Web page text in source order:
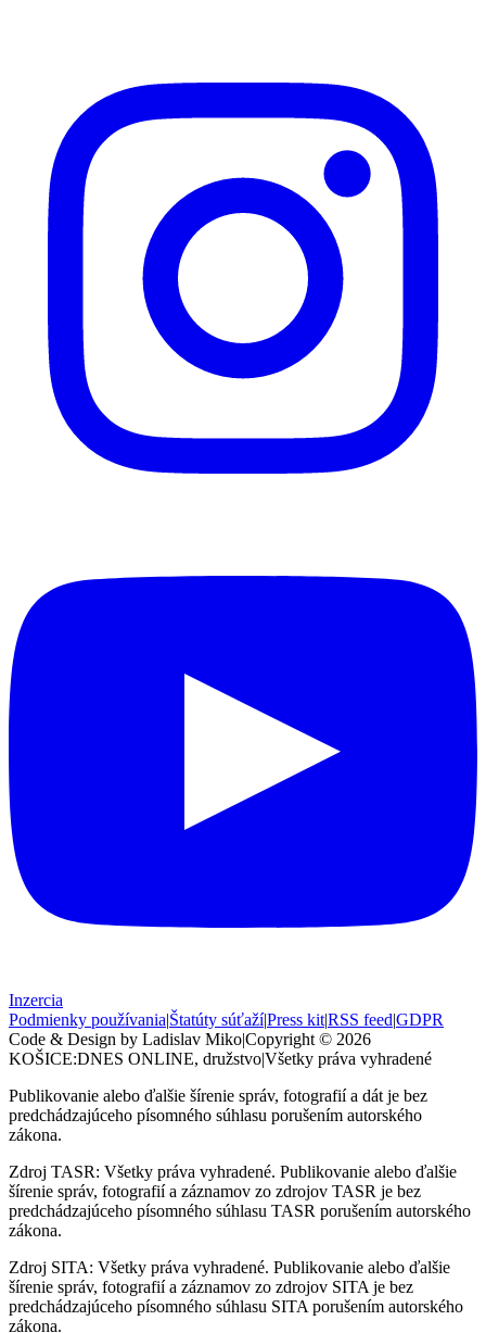
Inzercia
Podmienky používania|Štatúty súťaží|Press kit|RSS feed|GDPR
Code & Design by Ladislav Miko|Copyright © 2026
KOŠICE:DNES ONLINE, družstvo|Všetky práva vyhradené
Publikovanie alebo ďalšie šírenie správ, fotografií a dát je bez
predchádzajúceho písomného súhlasu porušením autorského
zákona.
Zdroj TASR: Všetky práva vyhradené. Publikovanie alebo ďalšie
šírenie správ, fotografií a záznamov zo zdrojov TASR je bez
predchádzajúceho písomného súhlasu TASR porušením autorského
zákona.
Zdroj SITA: Všetky práva vyhradené. Publikovanie alebo ďalšie
šírenie správ, fotografií a záznamov zo zdrojov SITA je bez
predchádzajúceho písomného súhlasu SITA porušením autorského
zákona.